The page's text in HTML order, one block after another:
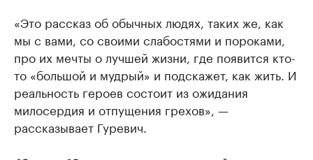
«Это рассказ об обычных людях, таких же, как
мы с вами, со своими слабостями и пороками,
про их мечты о лучшей жизни, где появится кто-
то «большой и мудрый» и подскажет, как жить. И
реальность героев состоит из ожидания
милосердия и отпущения грехов», —
рассказывает Гуревич.